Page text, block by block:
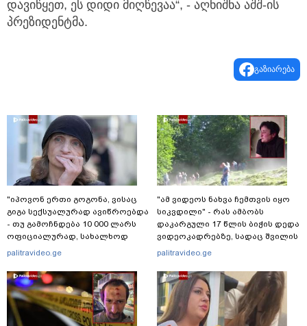
დავიწყეთ, ეს დიდი მიღწევაა“, - აღნიშნა აშშ-ის
პრეზიდენტმა.
გაზიარება
"იპოვონ ერთი გოგონა, ვისაც
გიგა სექსუალურად ავიწროებდა
- თუ გამოჩნდება 10 000 ლარს
ოფიციალურად, სახალხოდ
გადავცემ" - ეკა კუპატაძე
palitravideo.ge
"ამ ვიდეოს ნახვა ჩემთვის იყო
სიკვდილი" - რას ამბობს
დაკარგული 17 წლის ბიჭის დედა
ვიდეოკადრებზე, სადაც შვილის
განწირული ვედრების ხმა
palitravideo.ge